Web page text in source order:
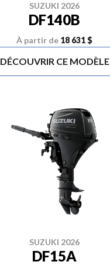
SUZUKI 2026
DF140B
À partir de 18 631 $
DÉCOUVRIR CE MODÈLE
SUZUKI 2026
DF15A